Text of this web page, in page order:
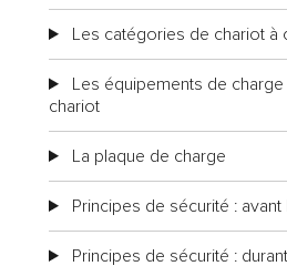
Les catégories de chariot à
Les équipements de
chariot
La plaque de charge
Principes de sécurité : avant
Principes de sécurité :